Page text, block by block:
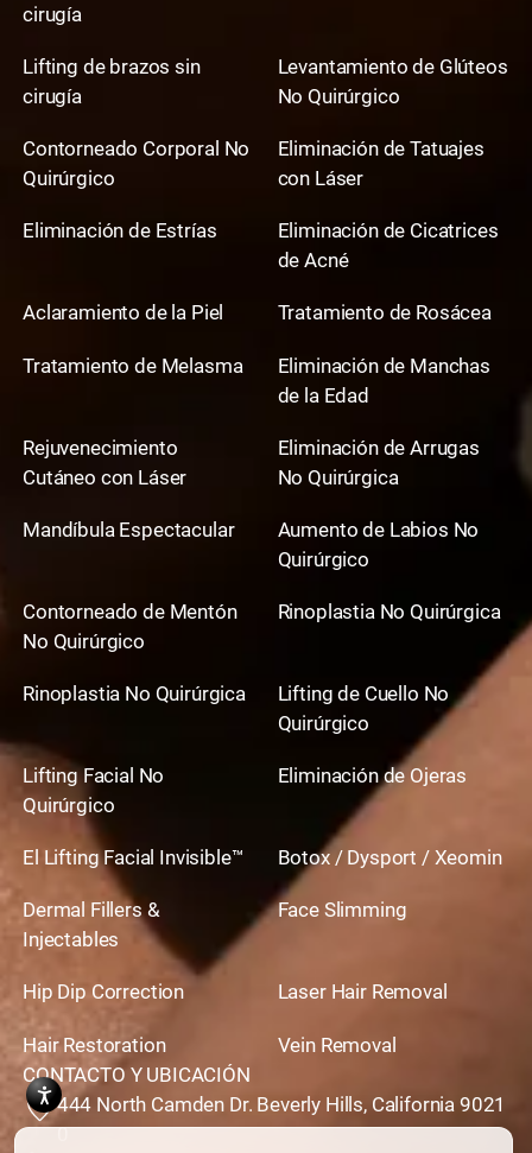
cirugía
Lifting de brazos sin
cirugía
Levantamiento de Glúteos
No Quirúrgico
Contorneado Corporal No
Quirúrgico
Eliminación de Tatuajes
con Láser
Eliminación de Estrías
Eliminación de Cicatrices
de Acné
Aclaramiento de la Piel Tratamiento de Rosácea
Tratamiento de Melasma
Eliminación de Manchas
de la Edad
Rejuvenecimiento
Cutáneo con Láser
Eliminación de Arrugas
No Quirúrgica
Mandíbula Espectacular
Aumento de Labios No
Quirúrgico
Contorneado de Mentón
No Quirúrgico
Rinoplastia No Quirúrgica
Rinoplastia No Quirúrgica
Lifting de Cuello No
Quirúrgico
Lifting Facial No
Quirúrgico
Eliminación de Ojeras
El Lifting Facial Invisible™ Botox / Dysport / Xeomin
Dermal Fillers &
Injectables
Face Slimming
Hip Dip Correction Laser Hair Removal
Hair Restoration
Vein Removal
CONTACTO Y UBICACIÓN
444 North Camden Dr. Beverly Hills, California 9021
0